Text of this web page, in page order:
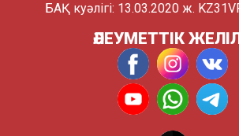
БАҚ куәлігі: 13.03.2020 ж.
ӘЛЕУМЕТТІК